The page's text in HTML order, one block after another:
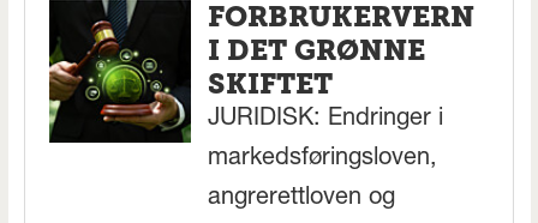
FORBRUKERVERN
I DET GRØNNE
SKIFTET
JURIDISK: Endringer i
markedsføringsloven,
angrerettloven og